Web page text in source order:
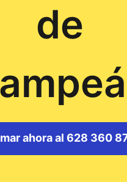
de
ahora al 628 360